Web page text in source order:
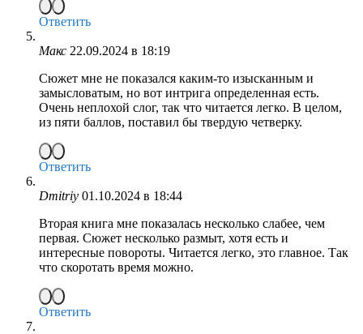
Ответить
Макс 22.09.2024 в 18:19
Сюжет мне не показался каким-то изысканным и
замысловатым, но вот интрига определенная есть.
Очень неплохой слог, так что читается легко. В целом,
из пяти баллов, поставил бы твердую четверку.
Ответить
Dmitriy 01.10.2024 в 18:44
Вторая книга мне показалась несколько слабее, чем
первая. Сюжет несколько размыт, хотя есть и
интересные повороты. Читается легко, это главное. Так
что скоротать время можно.
Ответить